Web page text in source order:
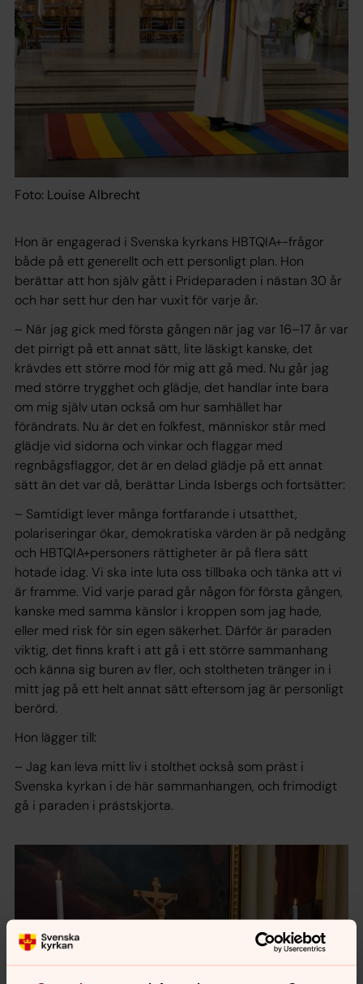
Foto: Louise Albrecht
Hon är engagerad i Svenska kyrkans HBTQIA+-frågor
både på ett generellt och ett personligt plan. Hon
berättar att hon själv gått i Prideparaden i nästan 30 år
och har sett hur den har vuxit för varje år.
– När jag gick med första gången när jag var 16–17 år var
det pirrigt på ett annat sätt, lite läskigt kanske, det
krävdes ett större mod för mig att gå med. Nu går jag
med större trygghet och glädje, det handlar inte bara
om mig själv utan också om hur samhället har
förändrats. Nu är det en folkfest, människor står med
glädje vid sidorna och vinkar och flaggar med
regnbågsflaggor, det är en delad glädje på ett annat
sätt än det var då, berättar Linda Isbergs och fortsätter:
– Samtidigt lever många fortfarande i utsatthet,
polariseringar ökar, demokratiska värden är på nedgång
och HBTQIA+personers rättigheter är på flera sätt
hotade idag. Vi ska inte luta oss tillbaka och tänka att vi
är framme. Vid varje parad går någon för första gången,
kanske med samma känslor i kroppen som jag hade,
eller med risk för sin egen säkerhet. Därför är paraden
viktig, det finns kraft i att gå i ett större sammanhang
och känna sig buren av fler, och stoltheten tränger in i
mitt jag på ett helt annat sätt eftersom jag är personligt
berörd.
Hon lägger till:
– Jag kan leva mitt liv i stolthet också som präst i
Svenska kyrkan i de här sammanhangen, och frimodigt
gå i paraden i prästskjorta.